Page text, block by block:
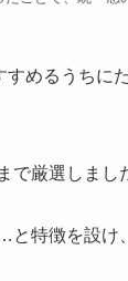
めるうちに
で厳選しまし
と特徴を設け